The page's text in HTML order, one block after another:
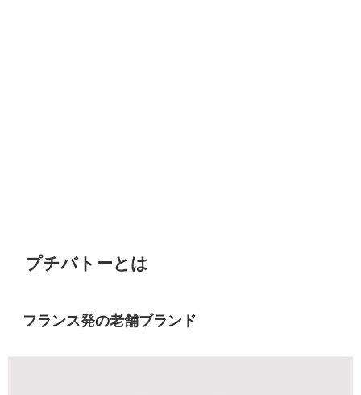
プチバトーとは
フランス発の老舗ブランド